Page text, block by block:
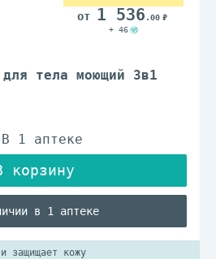
тела моющий 3в1
в 1 аптеке
1 536 .00
+ 46
защищает кожу